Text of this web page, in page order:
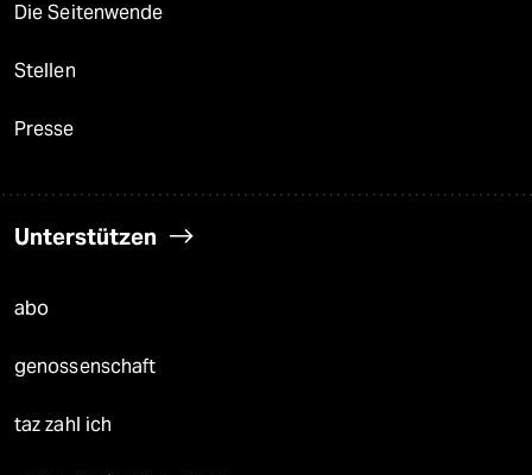
Die Seitenwende
Stellen
Presse
Unterstützen
abo
genossenschaft
taz zahl ich